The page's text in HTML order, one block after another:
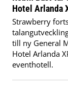
Hotel Arlanda
Strawberry
till ny General
Hotel Arlanda
eventhotell.